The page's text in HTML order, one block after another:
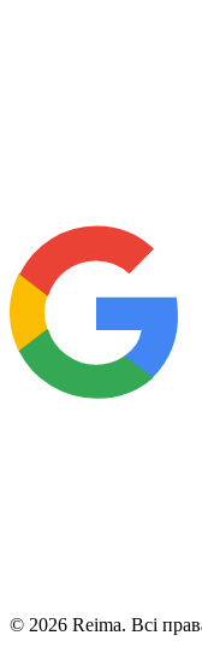
© 2026 Reima. Всі